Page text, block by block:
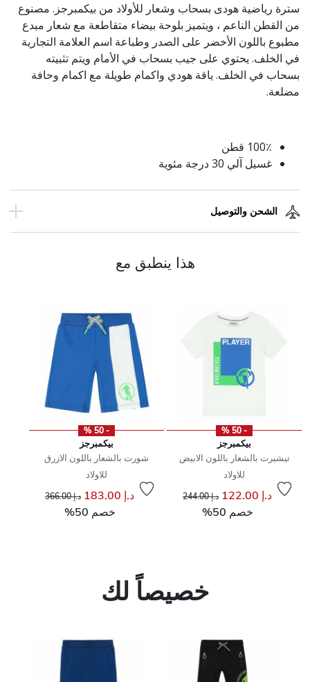
سترة رياضية هودى بسحاب وشعار للأولاد من بيكمبرجز. مصنوع
من القطن الناعم ، ويتميز بلوحة بيضاء متقاطعة مع شعار مبدع
مطبوع باللون الأخضر على الصدر وطباعة اسم العلامة التجارية
في الخلف. يحتوي على جيب بسحاب في الأمام ويتم تثبيته
بسحاب في الخلف. ياقة هودي واكمام طويلة مع اكمام وحافة
مضلعة.
100٪ قطن
غسيل آلي 30 درجة مئوية
الشحن والتوصيل
هذا ينطبق مع
- 50 %
بيكمبرجز
تيشيرت بالشعار باللون الابيض
للاولاد
د.إ 122.00 سعر مخفض من د.إ 244.00 إلى
خصم 50%
- 50 %
بيكمبرجز
شورت بالشعار باللون الازرق
للاولاد
د.إ 183.00 سعر مخفض من د.إ 366.00 إلى
خصم 50%
خصيصاً لك